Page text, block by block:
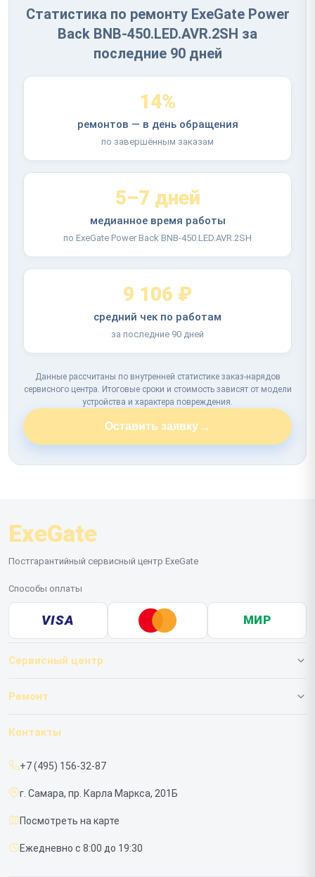
Статистика по ремонту ExeGate Power
Back BNB-450.LED.AVR.2SH за
последние 90 дней
14%
ремонтов — в день обращения
по завершённым заказам
5–7 дней
медианное время работы
по ExeGate Power Back BNB-450.LED.AVR.2SH
9 106 ₽
средний чек по работам
за последние 90 дней
Данные рассчитаны по внутренней статистике заказ-нарядов
сервисного центра. Итоговые сроки и стоимость зависят от модели
устройства и характера повреждения.
Оставить заявку→
ExeGate
Постгарантийный сервисный центр ExeGate
Способы оплаты
VISA МИР
Сервисный центр
О нашем сервисе
Срочный ремонт
Доставка и способы оплаты
Диагностика
Контакты
Ремонт
ИБП
Контакты
+7 (495) 156-32-87
г. Самара, пр. Карла Маркса, 201Б
Посмотреть на карте
Ежедневно с 8:00 до 19:30